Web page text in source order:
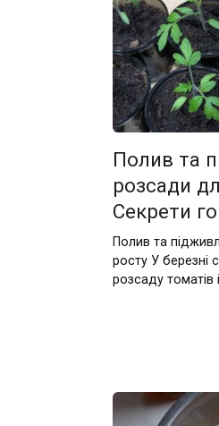
Полив та
розсади
Секрети
Полив та
росту У березні
розсаду томатів